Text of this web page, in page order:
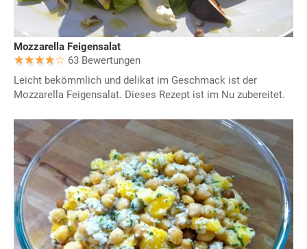
Mozzarella Feigensalat
63 Bewertungen
Leicht bekömmlich und delikat im Geschmack ist der
Mozzarella Feigensalat. Dieses Rezept ist im Nu zubereitet.